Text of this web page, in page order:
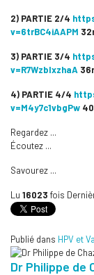
2) PARTIE 2/4
v=6trBC4iAAPM
3) PARTIE 3/4
v=R7WzbIxzhaA
4) PARTIE 4/4
v=M4y7c1vbgPw
Regardez ...
Écoutez ...
Savourez ...
Lu 16023 fois
Publié dans HPV et
Dr Philippe de